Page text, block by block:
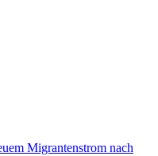
Migrantenstrom nach